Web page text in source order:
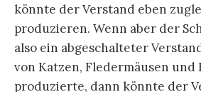
Mehrdeutigkeit und
Bildproduktion wusste.